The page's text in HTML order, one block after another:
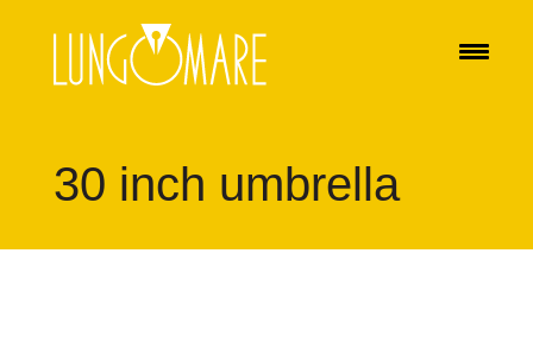
30 inch umbrella